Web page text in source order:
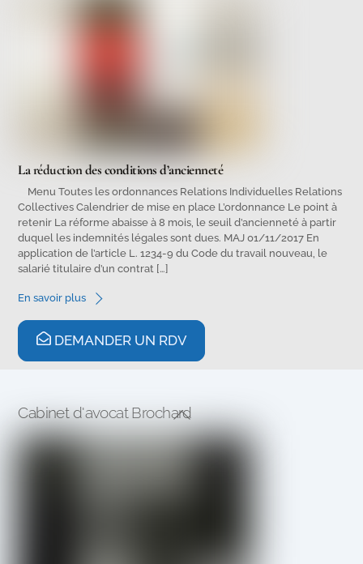
La réduction des conditions d’ancienneté
Menu Toutes les ordonnances Relations Individuelles Relations
Collectives Calendrier de mise en place L’ordonnance Le point à
retenir La réforme abaisse à 8 mois, le seuil d’ancienneté à partir
duquel les indemnités légales sont dues. MAJ 01/11/2017 En
application de l’article L. 1234-9 du Code du travail nouveau, le
salarié titulaire d’un contrat […]
En savoir plus
DEMANDER UN RDV
Back
To
Top
Cabinet d'avocat Brochard